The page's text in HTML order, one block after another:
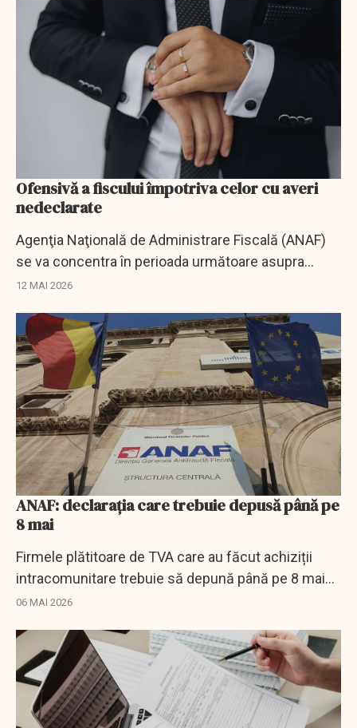
Ofensivă a fiscului împotriva celor cu averi
nedeclarate
Agenţia Naţională de Administrare Fiscală (ANAF)
se va concentra în perioada următoare asupra
persoanelor cu averi şi venituri nedeclarate.
12 MAI 2026
ANAF: declarația care trebuie depusă până pe
8 mai
Firmele plătitoare de TVA care au făcut achiziții
intracomunitare trebuie să depună până pe 8 mai
declarația pentru schimbarea perioadei fiscale din
06 MAI 2026